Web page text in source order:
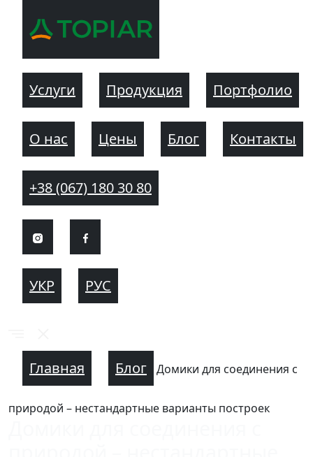
Услуги Продукция Портфолио
О нас Цены Блог Контакты
+38 (067) 180 30 80
УКР РУС
Главная Блог Домики для соединения с
природой – нестандартные варианты построек